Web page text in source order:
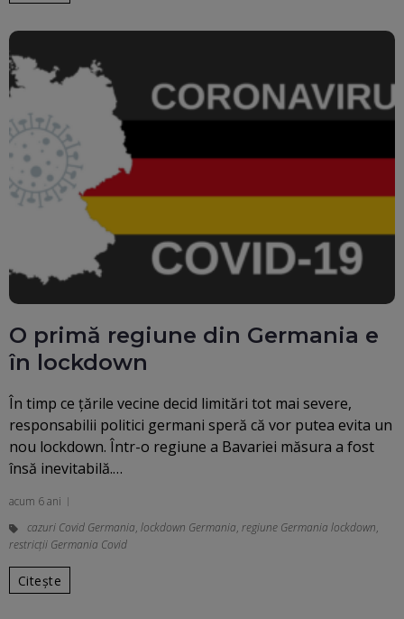
O primă regiune din Germania e
în lockdown
În timp ce ţările vecine decid limitări tot mai severe,
responsabilii politici germani speră că vor putea evita un
nou lockdown. Într-o regiune a Bavariei măsura a fost
însă inevitabilă.…
acum 6 ani
cazuri Covid Germania, lockdown Germania, regiune Germania lockdown,
restricții Germania Covid
Citește